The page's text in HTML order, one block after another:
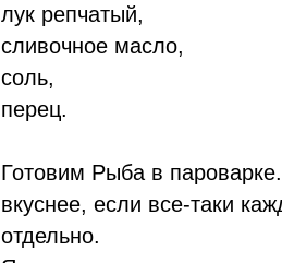
лук репчатый,
сливочное масло,
соль,
перец.
Готовим Рыба в
вкуснее, если все-таки
отдельно.